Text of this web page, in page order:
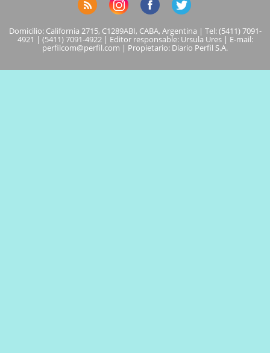
Domicilio: California 2715, C1289ABI, CABA, Argentina | Tel: (5411) 7091-
4921 | (5411) 7091-4922 | Editor responsable: Ursula Ures | E-mail:
perfilcom@perfil.com | Propietario: Diario Perfil S.A.